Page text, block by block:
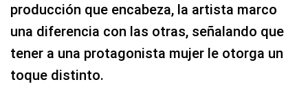
producción que encabeza, la artista marco
una diferencia con las otras, señalando que
tener a una protagonista mujer le otorga un
toque distinto.